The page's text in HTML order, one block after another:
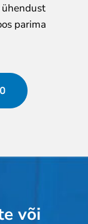
parima
või